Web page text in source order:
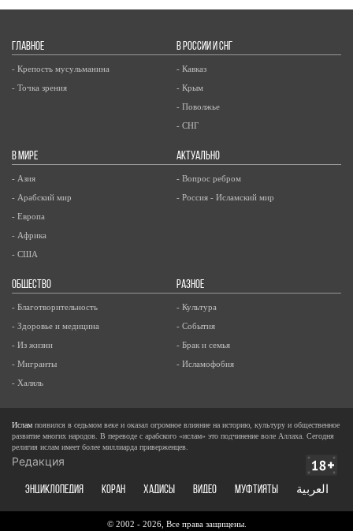
ГЛАВНОЕ
- Крепость мусульманина
- Точка зрения
В РОССИИ И СНГ
- Кавказ
- Крым
- Поволжье
- СНГ
В МИРЕ
- Азия
- Арабский мир
- Европа
- Африка
- США
АКТУАЛЬНО
- Вопрос ребром
- Россия - Исламский мир
ОБЩЕСТВО
- Благотворительность
- Здоровье и медицина
- Из жизни
- Мигранты
- Халяль
РАЗНОЕ
- Культура
- События
- Брак и семья
- Исламофобия
Ислам появился в седьмом веке и оказал огромное влияние на историю, культуру и общественное
развитие многих народов. В переводе с арабского «ислам» это подчинение воле Аллаха. Сегодня
религия ислам имеет более миллиарда приверженцев.
Редакция
ЭНЦИКЛОПЕДИЯ КОРАН ХАДИСЫ ВИДЕО Муфтияты العربية
© 2002 - 2026, Все права защищены.